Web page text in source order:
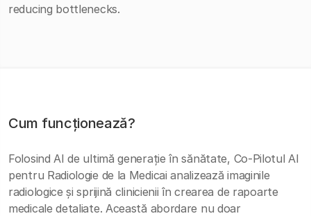
reducing bottlenecks.
Cum funcționează?
Folosind AI de ultimă generație în sănătate, Co-Pilotul AI
pentru Radiologie de la Medicai analizează imaginile
radiologice și sprijină clinicienii în crearea de rapoarte
medicale detaliate. Această abordare nu doar